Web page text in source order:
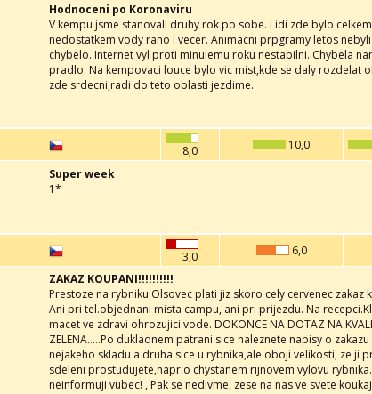
Hodnoceni po Koronaviru
V kempu jsme stanovali druhy rok po sobe. Lidi zde bylo
nedostatkem vody rano I vecer. Animacni prpgramy letos
chybelo. Internet vyl proti minulemu roku nestabilni. Chybela
pradlo. Na kempovaci louce bylo vic mist,kde se daly rozdelat
zde srdecni,radi do teto oblasti jezdime.
8,0 10,0
Super week
1*
3,0 6,0
ZAKAZ KOUPANI!!!!!!!!!!
Prestoze na rybniku Olsovec plati jiz skoro cely cervenec
Ani pri tel.objednani mista campu, ani pri prijezdu. Na
macet ve zdravi ohrozujici vode. DOKONCE NA DOTAZ NA
ZELENA.....Po dukladnem patrani sice naleznete napisy o
nejakeho skladu a druha sice u rybnika,ale oboji velikosti, ze ji
sdeleni prostudujete,napr.o chystanem rijnovem vylovu
neinformuji vubec! , Pak se nedivme, zese na nas ve svete